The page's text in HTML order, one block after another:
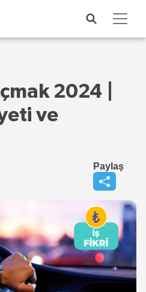
2024 |
ve
Paylaş